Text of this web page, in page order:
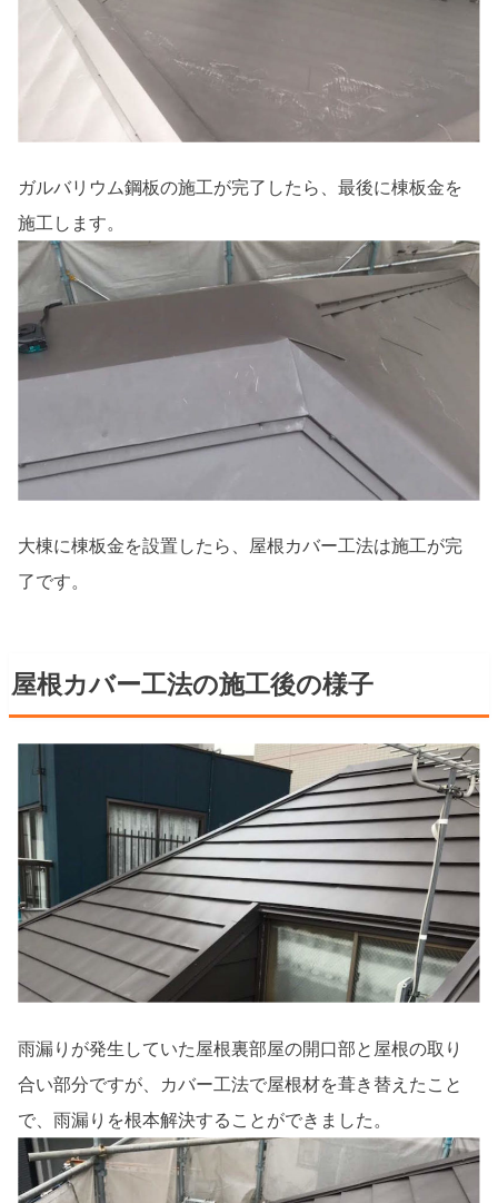
ガルバリウム鋼板の施工が完了したら、最後に棟板金を
施工します。
大棟に棟板金を設置したら、屋根カバー工法は施工が完
了です。
屋根カバー工法の施工後の様子
雨漏りが発生していた屋根裏部屋の開口部と屋根の取り
合い部分ですが、カバー工法で屋根材を葺き替えたこと
で、雨漏りを根本解決することができました。